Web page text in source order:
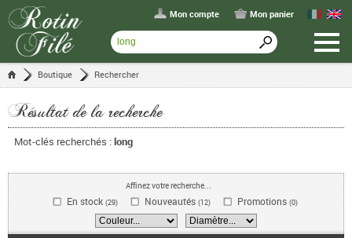
Mon compte Mon panier
Boutique Rechercher
Résultat de la recherche
Mot-clés recherchés :long
Affinez votre recherche...
En stock (29) Nouveautés (12) Promotions (0)